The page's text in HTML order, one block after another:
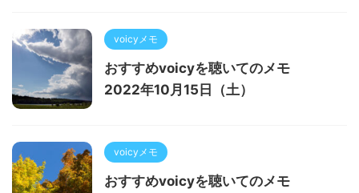
voicyメモ
おすすめvoicyを聴いてのメモ
2022年10月15日（土）
voicyメモ
おすすめvoicyを聴いてのメモ